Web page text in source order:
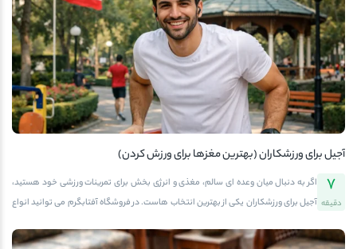
برای گروه های مختلف (بزرگسالان، کودکان، ورزشکاران، افراد مسن) و همچنین راهنمای
خرید آجیل تازه و باکیفیت آشنا می شوید و می توانید از محصولات باکیفیت فروشگاه
آفتابگرم استفاده کنید.چرا زمان خوردن آجیل مهم است؟اهمیت «زمان خوردن آجیل» به
این برمی گردد که بدن ما در طول روز وضعیت متابولیکی متفاوتی دارد؛ یعنی ساعت های
صبح، ظهر، عصر و شب از لحاظ سطح قند خون، نیاز […]
آجیل برای ورزشکاران (بهترین مغزها برای ورزش کردن)
7
دقیقه
اگر به دنبال میان وعده ای سالم، مغذی و انرژی بخش برای تمرینات ورزشی خود هستید،
آجیل برای ورزشکاران یکی از بهترین انتخاب هاست. در فروشگاه آفتابگرم می توانید انواع
برای فعالیت های سنگین ورزشی را تأمین می کنند. مصرف درست آجیل ها می تواند